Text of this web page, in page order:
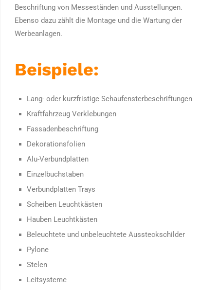
Beschriftung von Messeständen und Ausstellungen.
Ebenso dazu zählt die Montage und die Wartung der
Werbeanlagen.
Beispiele:
Lang- oder kurzfristige Schaufensterbeschriftungen
Kraftfahrzeug Verklebungen
Fassadenbeschriftung
Dekorationsfolien
Alu-Verbundplatten
Einzelbuchstaben
Verbundplatten Trays
Scheiben Leuchtkästen
Hauben Leuchtkästen
Beleuchtete und unbeleuchtete Aussteckschilder
Pylone
Stelen
Leitsysteme